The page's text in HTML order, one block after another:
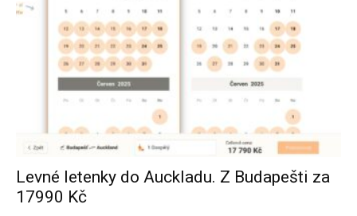
Levné letenky do Auckladu. Z Budapešti za
17990 Kč